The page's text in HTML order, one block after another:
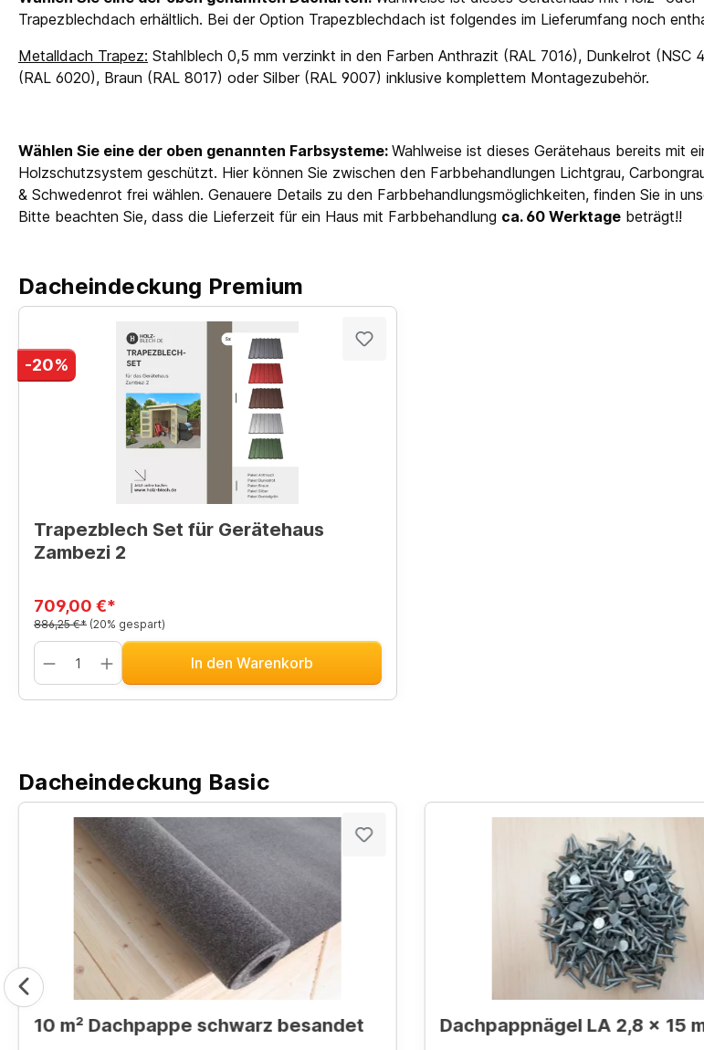
Trapezblechdach erhältlich. Bei der Option Trapezblechdach ist folgendes im Lieferumfang noch
Metalldach Trapez: Stahlblech 0,5 mm verzinkt in den Farben Anthrazit (RAL 7016), Dunkelrot (NSC
(RAL 6020), Braun (RAL 8017) oder Silber (RAL 9007) inklusive komplettem Montagezubehör.
Wählen Sie eine der oben genannten Farbsysteme: Wahlweise ist dieses Gerätehaus bereits mit
Holzschutzsystem geschützt. Hier können Sie zwischen den Farbbehandlungen Lichtgrau,
& Schwedenrot frei wählen. Genauere Details zu den Farbbehandlungsmöglichkeiten, finden Sie in
Bitte beachten Sie, dass die Lieferzeit für ein Haus mit Farbbehandlung ca. 60 Werktage beträgt!!
Dacheindeckung Premium
-20%
Trapezblech Set für Gerätehaus
Zambezi 2
709,00 €*
886,25 €* (20% gespart)
In den Warenkorb
Dacheindeckung Basic
10 m² Dachpappe schwarz besandet Dachpappnägel LA 2,8 x 15